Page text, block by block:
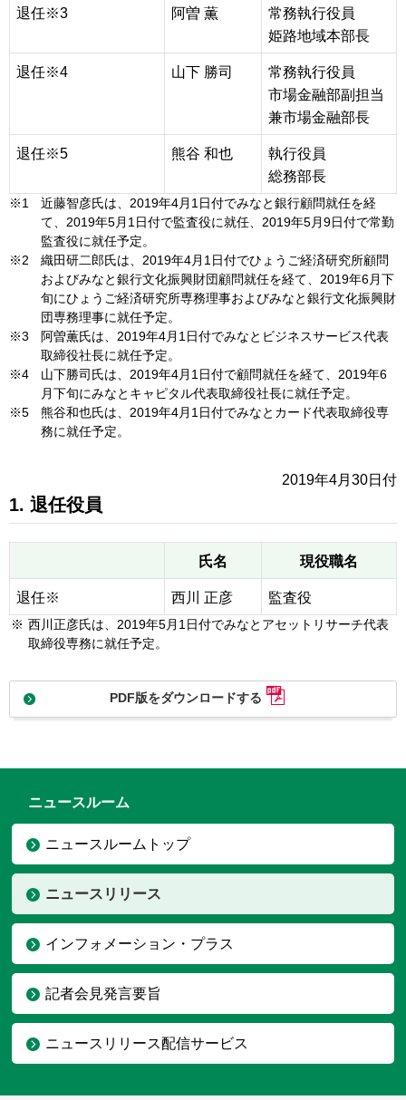
退任※3 阿曽 薫
常務執行役員
姫路地域本部長
退任※4 山下 勝司
常務執行役員
市場金融部副担当
兼市場金融部長
退任※5 熊谷 和也
執行役員
総務部長
※1
近藤智彦氏は、2019年4月1日付でみなと銀行顧問就任を経
て、2019年5月1日付で監査役に就任、2019年5月9日付で常勤
監査役に就任予定。
※2
織田研二郎氏は、2019年4月1日付でひょうご経済研究所顧問
およびみなと銀行文化振興財団顧問就任を経て、2019年6月下
旬にひょうご経済研究所専務理事およびみなと銀行文化振興財
団専務理事に就任予定。
※3
阿曽薫氏は、2019年4月1日付でみなとビジネスサービス代表
取締役社長に就任予定。
※4
山下勝司氏は、2019年4月1日付で顧問就任を経て、2019年6
月下旬にみなとキャピタル代表取締役社長に就任予定。
※5
熊谷和也氏は、2019年4月1日付でみなとカード代表取締役専
務に就任予定。
2019年4月30日付
1. 退任役員
氏名 現役職名
退任※ 西川 正彦 監査役
※ 西川正彦氏は、2019年5月1日付でみなとアセットリサーチ代表
取締役専務に就任予定。
PDF版をダウンロードする
ニュースルーム
ニュースルームトップ
ニュースリリース
インフォメーション・プラス
記者会見発言要旨
ニュースリリース配信サービス